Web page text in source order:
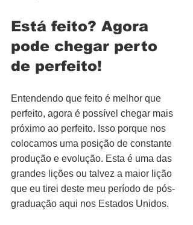
Está feito? Agora
pode chegar perto
de perfeito!
Entendendo que feito é melhor que
perfeito, agora é possível chegar mais
próximo ao perfeito. Isso porque nos
colocamos uma posição de constante
produção e evolução. Esta é uma das
grandes lições ou talvez a maior lição
que eu tirei deste meu período de pós-
graduação aqui nos Estados Unidos.